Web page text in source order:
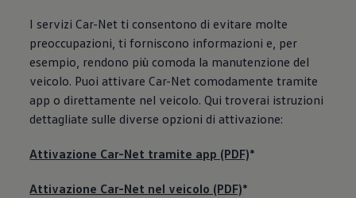
I servizi Car-Net ti consentono di evitare molte
preoccupazioni, ti forniscono informazioni e, per
esempio, rendono più comoda la manutenzione del
veicolo. Puoi attivare Car-Net comodamente tramite
app o direttamente nel veicolo. Qui troverai istruzioni
dettagliate sulle diverse opzioni di attivazione:
Attivazione Car-Net tramite app (PDF)*
Attivazione Car-Net nel veicolo (PDF)*